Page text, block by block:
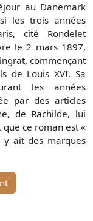
au Danemark
les trois années
cité Rondelet
le 2 mars 1897,
commençant
de Louis XVI. Sa
les années
par des articles
de Rachilde, lui
ce roman est «
ait des marques